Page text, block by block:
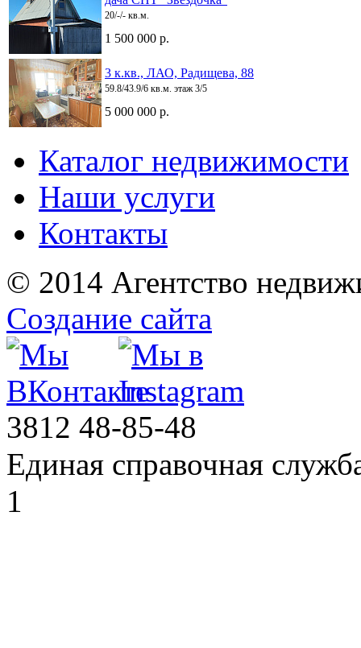
20/-/- кв.м.
1 500 000 р.
3 к.кв., ЛАО, Радищева, 88
59.8/43.9/6 кв.м. этаж 3/5
5 000 000 р.
Каталог недвижимости
Наши услуги
Контакты
© 2014 Агентство
Создание сайта
3812 48-85-48
Единая справочная
1